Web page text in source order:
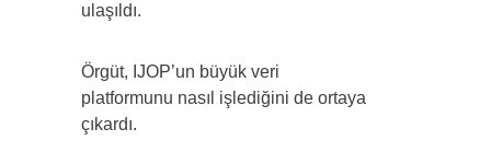
ulaşıldı.
Örgüt, IJOP’un büyük veri
platformunu nasıl işlediğini de ortaya
çıkardı.